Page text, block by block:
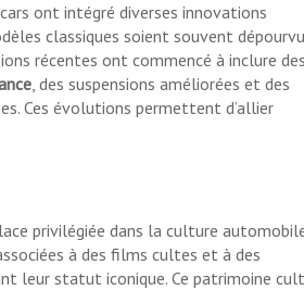
ont intégré diverses innovations
classiques soient souvent
récentes ont commencé à inclure
, des suspensions améliorées et des
Ces évolutions permettent d’allier
privilégiée dans la culture
à des films cultes et à des
leur statut iconique. Ce patrimoine